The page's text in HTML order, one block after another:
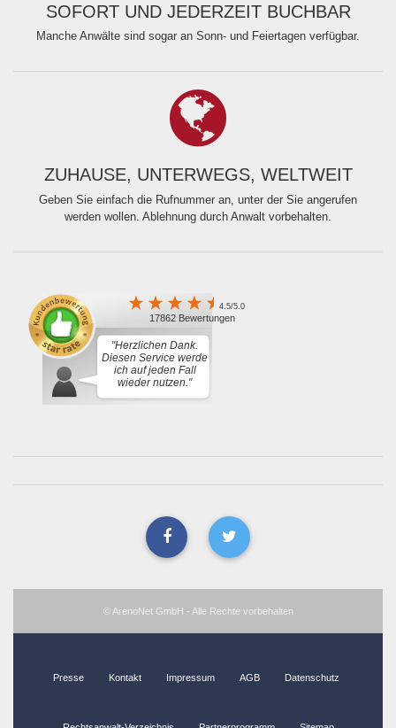
SOFORT UND JEDERZEIT BUCHBAR
Manche Anwälte sind sogar an Sonn- und Feiertagen verfügbar.
ZUHAUSE, UNTERWEGS, WELTWEIT
Geben Sie einfach die Rufnummer an, unter der Sie angerufen
werden wollen. Ablehnung durch Anwalt vorbehalten.
4.5/5.0
17862 Bewertungen
"Herzlichen Dank.
Diesen Service werde
ich auf jeden Fall
wieder nutzen."
© ArenoNet GmbH - Alle Rechte vorbehalten
Presse Kontakt Impressum AGB Datenschutz